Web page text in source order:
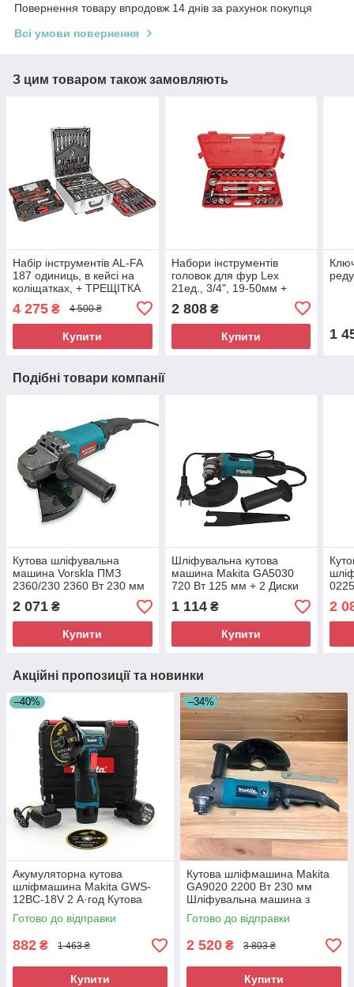
Повернення товару впродовж 14 днів за рахунок покупця
Всі умови повернення
З цим товаром також замовляють
Набір інструментів AL-FA
187 одиниць, в кейсі на
коліщатках, + ТРЕЩІТКА
4 275 ₴ 4 500 ₴
Купити
Набори інструментів
головок для фур Lex
21ед., 3/4", 19-50мм +
тріскачка з подовжувачем
6-ти гранні
2 808₴
Купити 1
Подібні товари компанії
Кутова шліфувальна
машина Vorskla ПМЗ
2360/230 2360 Вт 230 мм
КШМ для ремонтних робіт
2 071 ₴
Купити
Шліфувальна кутова
машина Makita GA5030
720 Вт 125 мм + 2 Диски
Кутошліфувальна машина
1 114₴
Купити
2
Акційні пропозиції та новинки
–40%
Акумуляторна кутова
шліфмашина Makita GWS-
12BC-18V 2 А·год Кутова
акумуляторна болгарка
Готово до відправки
882 ₴ 1 463 ₴
Купити
–34%
Кутова шліфмашина Makita
GA9020 2200 Вт 230 мм
Шліфувальна машина з
плавним пуском
Готово до відправки
2 520 ₴ 3 803 ₴
Купити